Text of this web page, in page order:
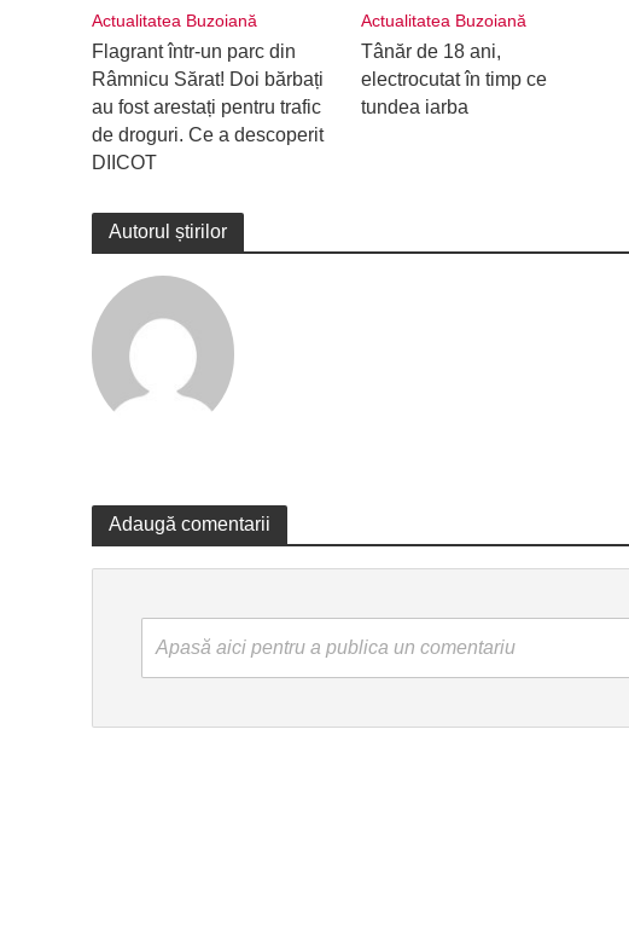
Actualitatea Buzoiană
Flagrant într-un parc din
Râmnicu Sărat! Doi bărbați
au fost arestați pentru trafic
de droguri. Ce a descoperit
DIICOT
Actualitatea Buzoiană
Tânăr de 18 ani,
electrocutat în timp ce
tundea iarba
Autorul știrilor
Adaugă comentarii
Apasă aici pentru a publica un comentariu